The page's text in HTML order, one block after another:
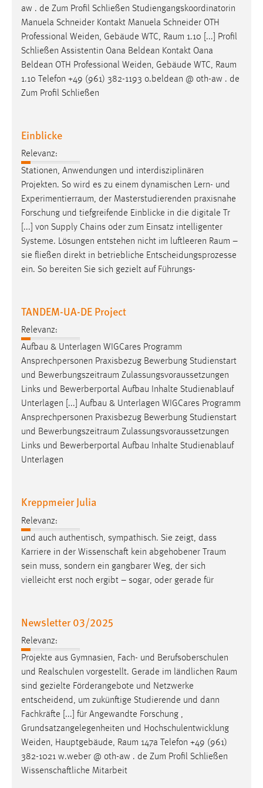
aw . de Zum Profil Schließen Studiengangskoordinatorin
Manuela Schneider Kontakt Manuela Schneider OTH
Professional Weiden, Gebäude WTC, Raum 1.10 [...] Profil
Schließen Assistentin Oana Beldean Kontakt Oana
Beldean OTH Professional Weiden, Gebäude WTC, Raum
1.10 Telefon +49 (961) 382-1193 o.beldean @ oth-aw . de
Zum Profil Schließen
Einblicke
Relevanz:
Stationen, Anwendungen und interdisziplinären
Projekten. So wird es zu einem dynamischen Lern- und
Experimentierraum, der Masterstudierenden praxisnahe
Forschung und tiefgreifende Einblicke in die digitale Tr
[...] von Supply Chains oder zum Einsatz intelligenter
Systeme. Lösungen entstehen nicht im luftleeren Raum –
sie fließen direkt in betriebliche Entscheidungsprozesse
ein. So bereiten Sie sich gezielt auf Führungs-
TANDEM-UA-DE Project
Relevanz:
Aufbau & Unterlagen WIGCares Programm
Ansprechpersonen Praxisbezug Bewerbung Studienstart
und Bewerbungszeitraum Zulassungsvoraussetzungen
Links und Bewerberportal Aufbau Inhalte Studienablauf
Unterlagen [...] Aufbau & Unterlagen WIGCares Programm
Ansprechpersonen Praxisbezug Bewerbung Studienstart
und Bewerbungszeitraum Zulassungsvoraussetzungen
Links und Bewerberportal Aufbau Inhalte Studienablauf
Unterlagen
Kreppmeier Julia
Relevanz:
und auch authentisch, sympathisch. Sie zeigt, dass
Karriere in der Wissenschaft kein abgehobener
Traum
sein muss, sondern ein gangbarer Weg, der sich
vielleicht erst noch ergibt – sogar, oder gerade für
Newsletter 03/2025
Relevanz:
Projekte aus Gymnasien, Fach- und Berufsoberschulen
und Realschulen vorgestellt. Gerade im ländlichen Raum
sind gezielte Förderangebote und Netzwerke
entscheidend, um zukünftige Studierende und dann
Fachkräfte [...] für Angewandte Forschung ,
Grundsatzangelegenheiten und Hochschulentwicklung
Weiden, Hauptgebäude, Raum 147a Telefon +49 (961)
382-1021 w.weber @ oth-aw . de Zum Profil Schließen
Wissenschaftliche Mitarbeit
Zweck:
Dieser Cookie ist notwendig um sich an der Website
einloggen zu können.
Cookie Laufzeit:
24 Stunden
Statistik Cookies erfassen Informationen anonym.
unsere Besucher unsere Website nutzen.
Matomo
Name:
_pk_ref, _pk_cvar, _pk_id, _pk_ses
Zweck:
Zugriffsstatistik
MARKETING
Marketing Cookies werden von Drittanbietern
verwendet, um personalisierte Werbung anzuzeigen.
Sie tun dies, indem sie Besucher über Websites
hinweg verfolgen.
Google Ads
Name:
Google Ireland Limited
Zweck:
Conversion-Tracking
Cookie Laufzeit:
3 Monate
Name:
_fbp
Anbieter:
Facebook
Zweck:
Conversion-Tracking
Cookie Laufzeit:
3 Monate